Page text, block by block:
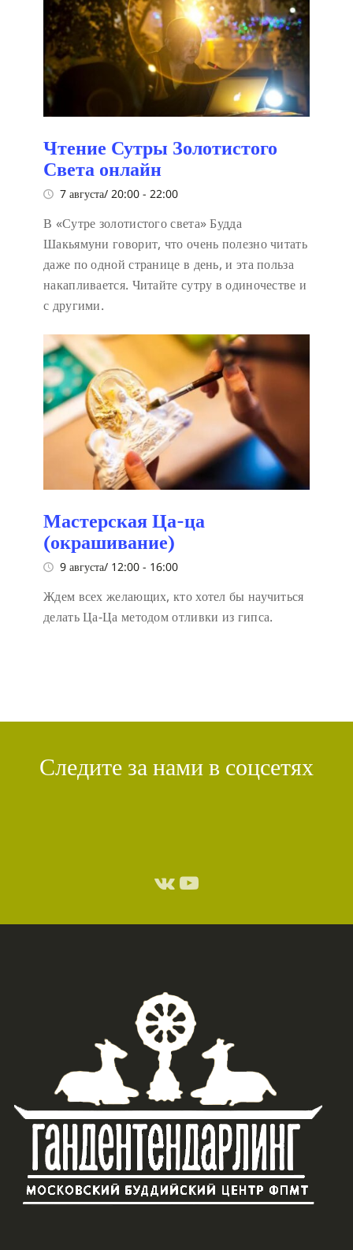
Чтение Сутры Золотистого
Света онлайн
7 августа/ 20:00 - 22:00
В «Сутре золотистого света» Будда
Шакьямуни говорит, что очень полезно читать
даже по одной странице в день, и эта польза
накапливается. Читайте сутру в одиночестве и
с другими.
Мастерская Ца-ца
(окрашивание)
9 августа/ 12:00 - 16:00
Ждем всех желающих, кто хотел бы научиться
делать Ца-Ца методом отливки из гипса.
Следите за нами в соцсетях